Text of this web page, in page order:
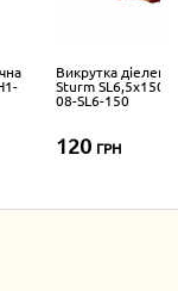
Викрутка
Sturm SL6,5x150
08-SL6-150
120 ГРН